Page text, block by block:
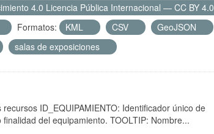
4.0 Licencia Pública Internacional — CC BY 4.0
Formatos: KML CSV
GeoJSON
salas de exposiciones
ID_EQUIPAMIENTO: Identificador único de
del equipamiento. TOOLTIP: Nombre...